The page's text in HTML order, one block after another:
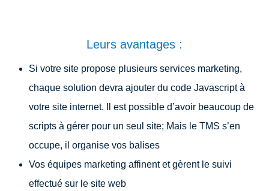
Leurs avantages :
Si votre site propose plusieurs services marketing,
chaque solution devra ajouter du code Javascript à
votre site internet. Il est possible d’avoir beaucoup de
scripts à gérer pour un seul site; Mais le TMS s’en
occupe, il organise vos balises
Vos équipes marketing affinent et gèrent le suivi
effectué sur le site web